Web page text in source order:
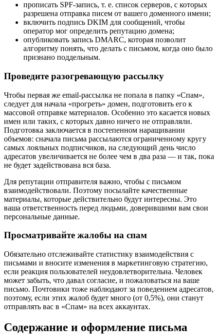
прописать SPF-запись, т. е. список серверов, с которых
разрешена отправка писем от вашего доменного имени;
включить подпись DKIM для сообщений, чтобы
оператор мог определить репутацию домена;
опубликовать запись DMARC, которая позволит
алгоритму понять, что делать с письмом, когда оно было
признано поддельным.
Проведите разогревающую рассылку
Чтобы первая же email-рассылка не попала в папку «Спам»,
следует для начала «прогреть» домен, подготовить его к
массовой отправке материалов. Особенно это касается новых
имен или таких, с которых давно ничего не отправляли.
Подготовка заключается в постепенном наращивании
объемов: сначала письма рассылаются ограниченному кругу
самых лояльных подписчиков, на следующий день число
адресатов увеличивается не более чем в два раза — и так, пока
не будет задействована вся база.
Для репутации отправителя важно, чтобы с письмом
взаимодействовали. Поэтому посылайте качественные
материалы, которые действительно будут интересны. Это
ваша ответственность перед людьми, доверившими вам свои
персональные данные.
Просматривайте жалобы на спам
Обязательно отслеживайте статистику взаимодействия с
письмами и вносите изменения в маркетинговую стратегию,
если реакция пользователей неудовлетворительна. Человек
может забыть, что давал согласие, и пожаловаться на ваше
письмо. Почтовики тоже наблюдают за поведением адресатов,
поэтому, если этих жалоб будет много (от 0,5%), они станут
отправлять вас в «Спам» на всех аккаунтах.
Содержание и оформление письма